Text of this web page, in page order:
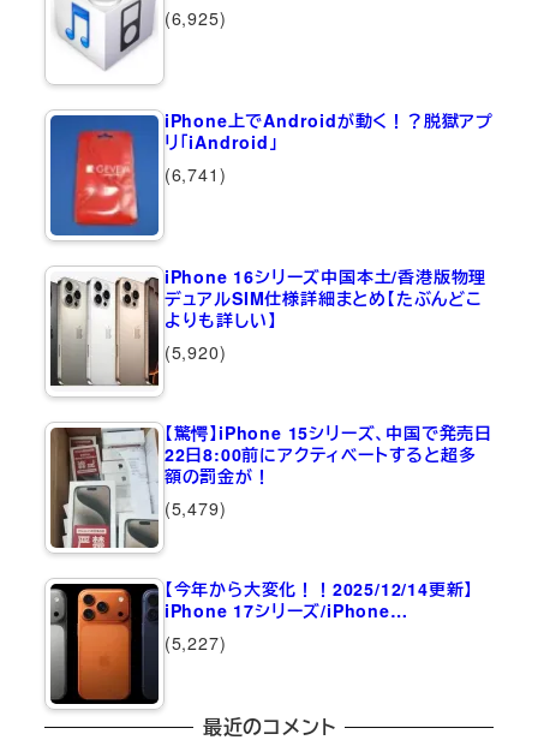
(6,925)
iPhone上でAndroidが動く！？脱獄アプ
リ「iAndroid」
(6,741)
iPhone 16シリーズ中国本土/香港版物理
デュアルSIM仕様詳細まとめ【たぶんどこ
よりも詳しい】
(5,920)
【驚愕】iPhone 15シリーズ、中国で発売日
22日8:00前にアクティベートすると超多
額の罰金が！
(5,479)
【今年から大変化！！2025/12/14更新】
iPhone 17シリーズ/iPhone…
(5,227)
最近のコメント